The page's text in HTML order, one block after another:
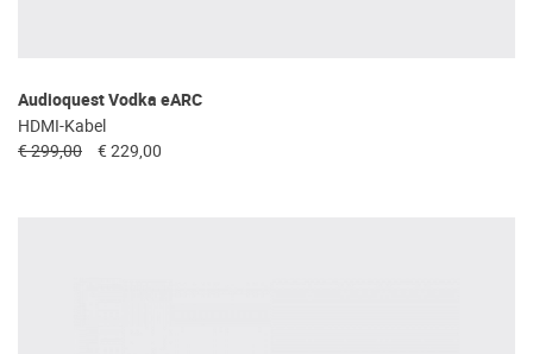
Audioquest Vodka eARC
HDMI-Kabel
€ 299,00
€ 229,00